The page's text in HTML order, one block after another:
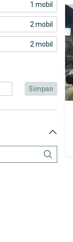
1 mobil
2 mobil
2 mobil
simpan